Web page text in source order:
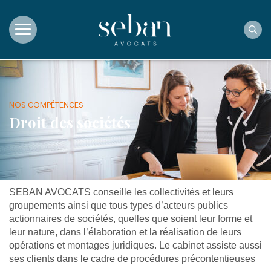
NOS COMPÉTENCES
Droit des sociétés
SEBAN AVOCATS conseille les collectivités et leurs
groupements ainsi que tous types d’acteurs publics
actionnaires de sociétés, quelles que soient leur forme et
leur nature, dans l’élaboration et la réalisation de leurs
opérations et montages juridiques. Le cabinet assiste aussi
ses clients dans le cadre de procédures précontentieuses